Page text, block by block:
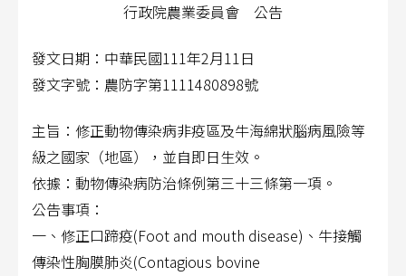
行政院農業委員會 公告
發文日期：中華民國111年2月11日
發文字號：農防字第1111480898號
主旨：修正動物傳染病非疫區及牛海綿狀腦病風險等
級之國家（地區），並自即日生效。
依據：動物傳染病防治條例第三十三條第一項。
公告事項：
一、修正口蹄疫(Foot and mouth disease)、牛接觸
傳染性胸膜肺炎(Contagious bovine